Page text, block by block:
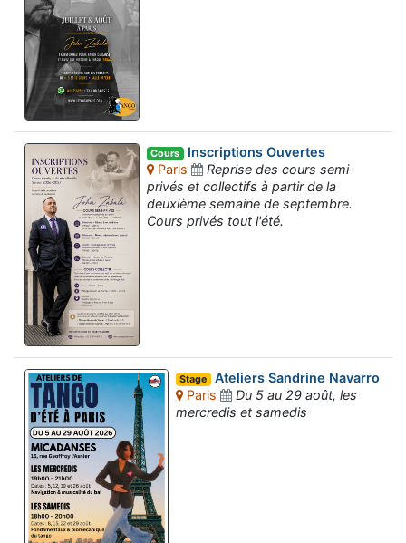
Cours Inscriptions Ouvertes
Paris
Reprise des cours semi-
privés et collectifs à partir de la
deuxième semaine de septembre.
Cours privés tout l'été.
Stage Ateliers Sandrine Navarro
Paris
Du 5 au 29 août, les
mercredis et samedis